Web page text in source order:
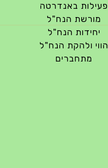
פעילות באנדרטה
מורשת הנח"ל
יחידות הנח"ל
הווי ולהקת הנח"ל
מתחברים